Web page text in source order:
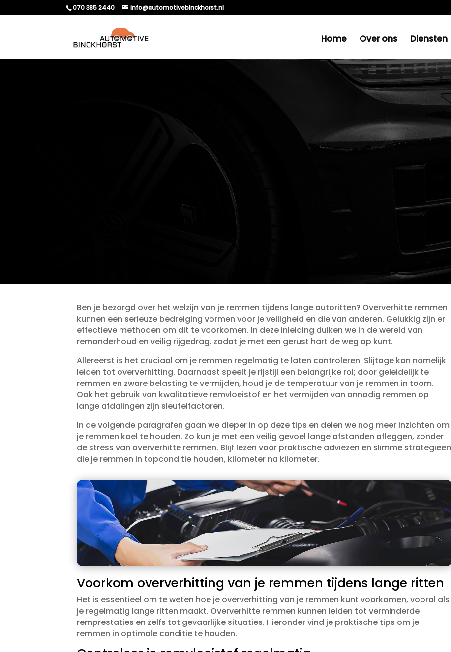
070 385 2440 info@automotivebinckhorst.nl
Home Over ons Diensten
HOE JE VOORKOMT DAT JE REMMEN OVERVERHIT
RAKEN TIJDENS LANGE RITTEN.​
Ben je bezorgd over het welzijn van je remmen tijdens lange autoritten? Oververhitte remmen
kunnen een serieuze bedreiging vormen voor je veiligheid en die van anderen.​ Gelukkig zijn er
effectieve methoden om dit te voorkomen.​ In deze inleiding duiken we in de wereld van
remonderhoud en veilig rijgedrag, zodat je met een gerust hart de weg op kunt.​
Allereerst is het cruciaal om je remmen regelmatig te laten controleren.​ Slijtage kan namelijk
leiden tot oververhitting.​ Daarnaast speelt je rijstijl een belangrijke rol; door geleidelijk te
remmen en zware belasting te vermijden, houd je de temperatuur van je remmen in toom.​
Ook het gebruik van kwalitatieve remvloeistof en het vermijden van onnodig remmen op
lange afdalingen zijn sleutelfactoren.​
In de volgende paragrafen gaan we dieper in op deze tips en delen we nog meer inzichten om
je remmen koel te houden.​ Zo kun je met een veilig gevoel lange afstanden afleggen, zonder
de stress van oververhitte remmen.​ Blijf lezen voor praktische adviezen en slimme strategieën
die je remmen in topconditie houden, kilometer na kilometer.​
Voorkom oververhitting van je remmen tijdens lange ritten
Het is essentieel om te weten hoe je oververhitting van je remmen kunt voorkomen, vooral als
je regelmatig lange ritten maakt.​ Oververhitte remmen kunnen leiden tot verminderde
remprestaties en zelfs tot gevaarlijke situaties.​ Hieronder vind je praktische tips om je
remmen in optimale conditie te houden.​